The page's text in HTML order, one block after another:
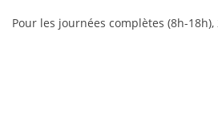
Pour les journées complètes (8h-